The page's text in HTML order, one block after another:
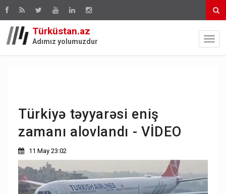
Türküstan.az
Adımız yolumuzdur
Türkiyə təyyarəsi eniş
zamanı alovlandı - VİDEO
11 May 23:02